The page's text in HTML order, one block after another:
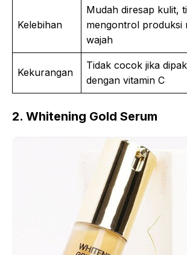
Kelebihan
Mudah diresap kulit,
mengontrol produksi
wajah
Kekurangan
Tidak cocok jika
dengan vitamin C
2. Whitening Gold Serum